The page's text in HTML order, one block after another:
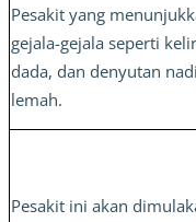
Pesakit yang
gejala-gejala seperti
dada, dan denyutan
lemah.
Pesakit ini akan